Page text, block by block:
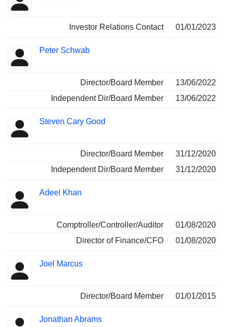
Investor Relations Contact 01/01/2023
Peter Schwab
Director/Board Member
13/06/2022
Independent Dir/Board Member
13/06/2022
Steven Cary Good
Director/Board Member
31/12/2020
Independent Dir/Board Member
31/12/2020
Adeel Khan
Comptroller/Controller/Auditor
01/08/2020
Director of Finance/CFO
01/08/2020
Joel Marcus
Director/Board Member 01/01/2015
Jonathan Abrams